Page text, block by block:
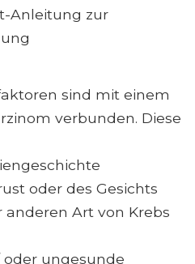
Anleitung zur
sind mit einem
verbunden. Diese
oder des Gesichts
Art von Krebs
ungesunde